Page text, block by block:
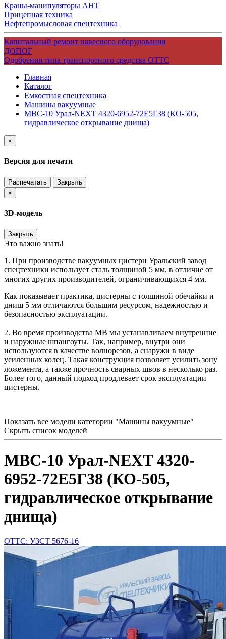
Краны-манипуляторы АНТ
Прицепная техника
Нефтепромысловая спецтехника
Капитальный ремонт навесного оборудования
ДОПОГ
Одобрения типа транспортного средства ОТТС
Главная
Каталог
Емкостная спецтехника
Машины вакуумные
МВС-10 Урал-NEXT 4320-6952-72Е5Г38 (КО-505,
гидравлическое открывание днища)
×
Версия для печати
Распечатать
Закрыть
×
3D-модель
Закрыть
Это важно знать!
1. При производстве вакуумных цистерн Уральский завод
спецтехники использует сталь толщиной 5 мм, в отличие от
многих других производителей, ограничивающихся 4 мм.
Как показывает практика, цистерны с толщиной обечайки и
днищ 5 мм отличаются большим ресурсом, надежностью и
безопасностью эксплуатации.
2. Во время производства МВ мы устанавливаем внутренние
и наружные шпангоуты. Так, например, внутри они
используются в качестве волнорезов, а снаружи в виде
усиленных колец. Такая конструкция позволяет усилить зону
ложемента, а также прочность сварных швов в несколько раз.
Более того, данный подход продлевает срок эксплуатации
цистерны.
Показать все модели категории "Машины вакуумные"
Скрыть список моделей
МВС-10 Урал-NEXT 4320-
6952-72Е5Г38 (КО-505,
гидравлическое открывание
днища)
ОТТС: УЗСТ 5676-16